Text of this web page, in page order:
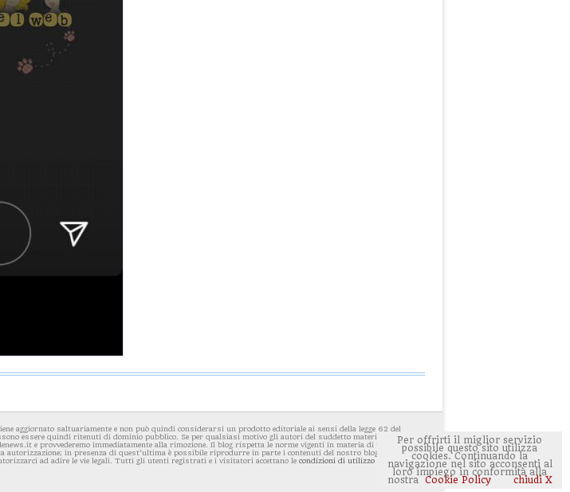
aggiornato saltuariamente e non può quindi considerarsi un prodotto editoriale ai sensi della legge 62 del
essere quindi ritenuti di dominio pubblico. Se per qualsiasi motivo gli autori del suddetto materiale avessero
e provvederemo immediatamente alla rimozione. Il blog rispetta le norme vigenti in materia di privacy. E'
in presenza di quest'ultima è possibile riprodurre in parte i contenuti del nostro blog ponendo
ad adire le vie legali. Tutti gli utenti registrati e i visitatori accettano le condizioni di utilizzo del sito
Per offrirti il miglior servizio
possibile questo sito utilizza
cookies. Continuando la
navigazione nel sito acconsenti al
loro impiego in conformità alla
nostra Cookie Policy chiudi X